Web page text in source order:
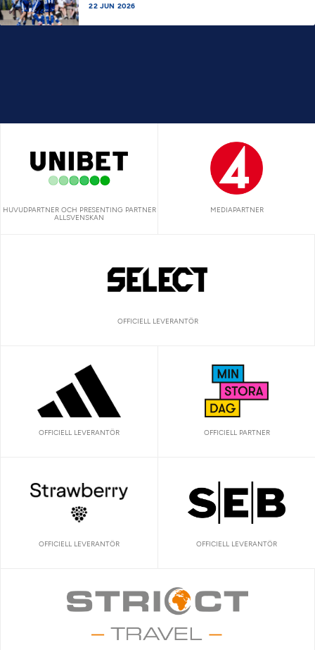
22 JUN 2026
HUVUDPARTNER OCH PRESENTING PARTNER
ALLSVENSKAN
MEDIAPARTNER
OFFICIELL LEVERANTÖR
OFFICIELL LEVERANTÖR OFFICIELL PARTNER
OFFICIELL LEVERANTÖR OFFICIELL LEVERANTÖR